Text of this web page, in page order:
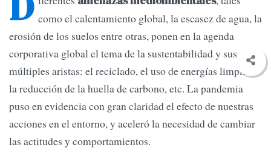
como el calentamiento global, la escasez de agua, la
erosión de los suelos entre otras, ponen en la agenda
corporativa global el tema de la sustentabilidad y sus
múltiples aristas: el reciclado, el uso de energías limpias,
la reducción de la huella de carbono, etc. La pandemia
puso en evidencia con gran claridad el efecto de nuestras
acciones en el entorno, y aceleró la necesidad de cambiar
las actitudes y comportamientos.